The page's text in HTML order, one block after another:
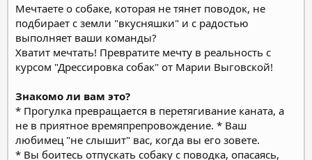
Мечтаете о собаке, которая не тянет поводок, не
подбирает с земли "вкусняшки" и с радостью
выполняет ваши команды?
Хватит мечтать! Превратите мечту в реальность с
курсом "Дрессировка собак" от Марии Выговской!
Знакомо ли вам это?
* Прогулка превращается в перетягивание каната, а
не в приятное времяпрепровождение. * Ваш
любимец "не слышит" вас, когда вы его зовете.
* Вы боитесь отпускать собаку с поводка, опасаясь,